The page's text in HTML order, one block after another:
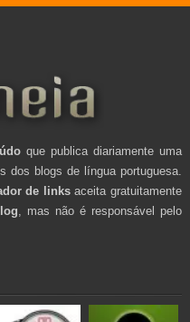
que publica diariamente uma
dos blogs de língua portuguesa.
de linksaceita gratuitamente
, mas não é responsável pelo